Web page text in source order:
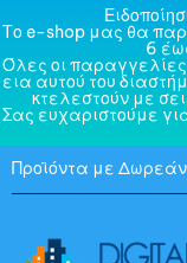
Το e-shop μας θα
6
Όλες οι
εια αυτού του
κτελεστούν με
Σας ευχαριστούμε
Προϊόντα με